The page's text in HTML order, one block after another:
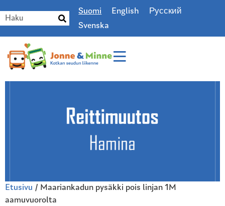
Suomi English
Русский
Svenska
Etusivu / Maariankadun pysäkki pois linjan 1M
aamuvuorolta